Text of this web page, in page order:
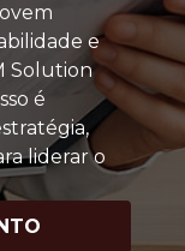
e
Solution
é
liderar o